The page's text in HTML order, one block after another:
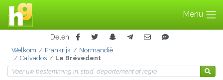
Menu
Delen
Welkom Frankrijk
Normandië
Calvados
Le Brévedent